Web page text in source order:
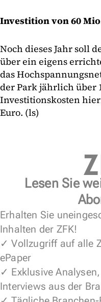
Investition von 60
Noch dieses Jahr soll
über ein eigens
das
der Park jährlich über
Investitionskosten
Euro. (ls)
Lesen Sie
Erhalten Sie
Inhalten der ZFK!
✓ Vollzugriff auf alle
ePaper
✓ Exklusive
Interviews aus der